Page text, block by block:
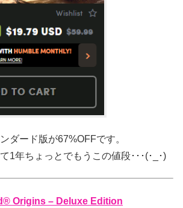
ダード版が67%OFFです。
1年ちょっとでもうこの値段･･･(･_･)
Origins – Deluxe Edition